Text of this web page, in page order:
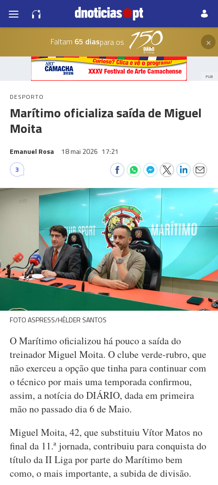
Faltam 65 diaspara os ×
PUB
DESPORTO
Marítimo oficializa saída de Miguel
Moita
Emanuel Rosa 18 mai 2026 17:21
3
FOTO ASPRESS/HÉLDER SANTOS
O Marítimo oficializou há pouco a saída do
treinador Miguel Moita. O clube verde-rubro, que
não exerceu a opção que tinha para continuar com
o técnico por mais uma temporada confirmou,
assim, a notícia do DIÁRIO, dada em primeira
mão no passado dia 6 de Maio.
Miguel Moita, 42, que substituiu Vítor Matos no
final da 11.ª jornada, contribuiu para conquista do
título da II Liga por parte do Marítimo bem
como, o mais importante, a subida de divisão.